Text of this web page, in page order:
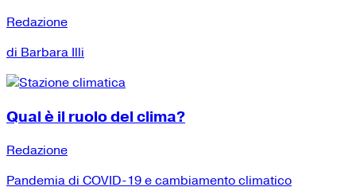
Redazione
di Barbara Illi
Qual è il ruolo del clima?
Redazione
Pandemia di COVID-19 e cambiamento climatico